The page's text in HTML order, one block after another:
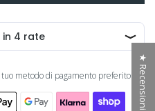
metodo di pagamento preferito: ★ Recensioni